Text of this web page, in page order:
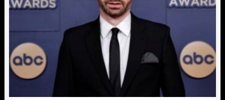
KALENDÁŘ
KVÍZY
VIP
TRENDY
PROGRAM
PLAYLIST
JAK NALADIT